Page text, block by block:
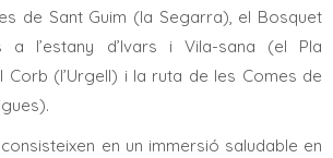
de Sant Guim (la Segarra), el Bosquet
a l’estany d’Ivars i Vila-sana (el Pla
Corb (l’Urgell) i la ruta de les Comes de
en un immersió saludable en